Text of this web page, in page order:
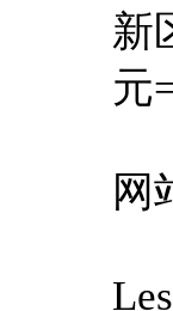
新
元
网